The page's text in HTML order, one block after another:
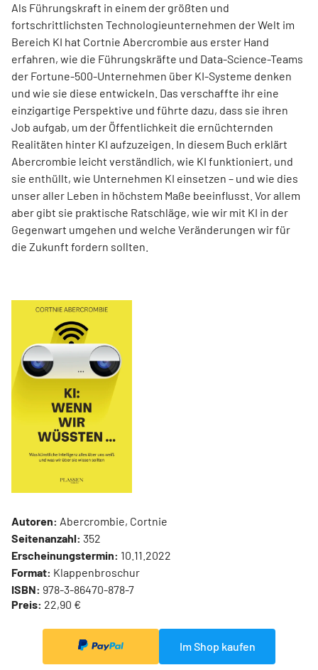
Als Führungskraft in einem der größten und
fortschrittlichsten ­Technologieunternehmen der Welt im
Bereich KI hat Cortnie ­Abercrombie aus erster Hand
erfahren, wie die Führungskräfte und Data-Science-Teams
der Fortune-500-Unternehmen über KI-Systeme denken
und wie sie diese entwickeln. Das verschaffte ihr eine
einzigartige Perspektive und führte dazu, dass sie ihren
Job aufgab, um der Öffentlichkeit die ernüchternden
Realitäten hinter KI aufzuzeigen. In diesem Buch erklärt
Abercrombie leicht verständlich, wie KI funktioniert, und
sie enthüllt, wie Unternehmen KI einsetzen – und wie dies
unser aller Leben in höchstem Maße beeinflusst. Vor allem
aber gibt sie praktische Ratschläge, wie wir mit KI in der
Gegenwart umgehen und welche Veränderungen wir für
die Zukunft fordern sollten.
Autoren: Abercrombie, Cortnie
Seitenanzahl: 352
Erscheinungstermin: 10.11.2022
Format: Klappenbroschur
ISBN: 978-3-86470-878-7
Preis: 22,90 €
Im Shop kaufen